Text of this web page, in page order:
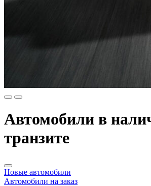
Автомобили в
транзите
Новые автомобили
Автомобили на заказ